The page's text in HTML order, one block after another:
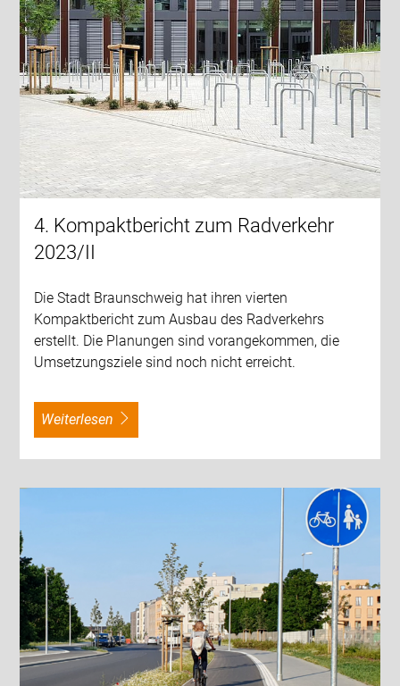
4. Kompaktbericht zum Radverkehr
2023/II
Die Stadt Braunschweig hat ihren vierten
Kompaktbericht zum Ausbau des Radverkehrs
erstellt. Die Planungen sind vorangekommen, die
Umsetzungsziele sind noch nicht erreicht.
weiterlesen